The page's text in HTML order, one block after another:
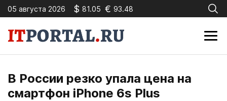
05 августа 2026 $ 81.05 € 93.48
В России резко упала цена на
смартфон iPhone 6s Plus